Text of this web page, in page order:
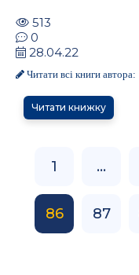
513
0
28.04.22
Читати всі книги автора:
Читати книжку
1 ...
86 87